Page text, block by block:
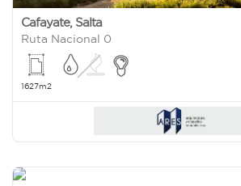
Cafayate, Salta
Ruta Nacional 0
1627m2